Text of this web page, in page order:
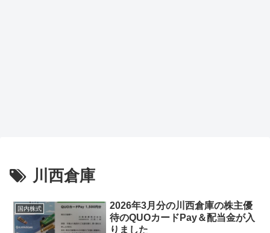
川西倉庫
国内株式
2026年3月分の川西倉庫の株主優
待のQUOカードPay＆配当金が入
りました